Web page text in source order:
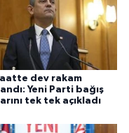
dev rakam
Yeni Parti bağış
tek tek açıkladı